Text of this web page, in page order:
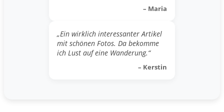
– Maria
„Ein wirklich interessanter Artikel
mit schönen Fotos. Da bekomme
ich Lust auf eine Wanderung.“
– Kerstin